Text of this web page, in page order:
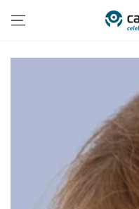
IR AL CONTENIDO